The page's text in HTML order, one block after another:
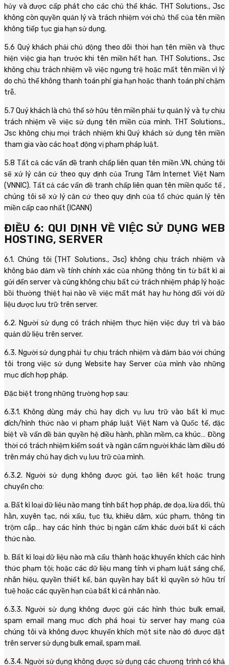
hủy và được cấp phát cho các chủ thể khác. THT Solutions., Jsc
không còn quyền quản lý và trách nhiệm với chủ thể của tên miền
không tiếp tục gia hạn sử dụng.
5.6 Quý khách phải chủ động theo dõi thời hạn tên miền và thực
hiện việc gia hạn trước khi tên miền hết hạn. THT Solutions., Jsc
không chịu trách nhiệm về việc ngưng trệ hoặc mất tên miền vì lý
do chủ thể không thanh toán phí gia hạn hoặc thanh toán phí chậm
trễ.
5.7 Quý khách là chủ thể sở hữu tên miền phải tự quản lý và tự chịu
trách nhiệm về việc sử dụng tên miền của mình. THT Solutions.,
Jsc không chịu mọi trách nhiệm khi Quý khách sử dụng tên miền
tham gia vào các hoạt động vị phạm pháp luật.
5.8 Tất cả các vấn đề tranh chấp liên quan tên miền .VN, chúng tôi
sẽ xử lý căn cứ theo quy định của Trung Tâm Internet Việt Nam
(VNNIC). Tất cả các vấn đề tranh chấp liên quan tên miền quốc tế ,
chúng tôi sẽ xử lý căn cứ theo quy định của tổ chức quản lý tên
miền cấp cao nhất (ICANN)
ĐIỀU 6: QUI DỊNH VỀ VIỆC SỬ DỤNG WEB
HOSTING, SERVER
6.1. Chúng tôi (THT Solutions., Jsc) không chịu trách nhiệm và
không bảo đảm về tính chính xác của những thông tin từ bất kì ai
gửi đến server và cũng không chịu bất cứ trách nhiệm pháp lý hoặc
bồi thường thiệt hại nào về việc mất mát hay hư hỏng đối với dữ
liệu được lưu trữ trên server.
6.2. Người sử dụng có trách nhiệm thực hiện việc duy trì và bảo
quản dữ liệu trên server.
6.3. Người sử dụng phải tự chịu trách nhiệm và đảm bảo với chúng
tôi trong việc sử dụng Website hay Server của mình vào những
mục đích hợp pháp.
Đặc biệt trong những trường hợp sau:
6.3.1. Không dùng máy chủ hay dịch vụ lưu trữ vào bất kì mục
đích/hình thức nào vi phạm pháp luật Việt Nam và Quốc tế, đặc
biệt về vấn đề bản quyền hệ điều hành, phần mềm, ca khúc… Đồng
thời có trách nhiệm kiểm soát và ngăn cấm người khác làm điều đó
trên máy chủ hay dịch vụ lưu trữ của mình.
6.3.2. Người sử dụng không được gửi, tạo liên kết hoặc trung
chuyển cho:
a. Bất kì loại dữ liệu nào mang tính bất hợp pháp, đe dọa, lừa dối, thù
hằn, xuyên tạc, nói xấu, tục tĩu, khiêu dâm, xúc phạm, thông tin
trộm cắp… hay các hình thức bị ngăn cấm khác dưới bất kì cách
thức nào.
b. Bất kì loại dữ liệu nào mà cấu thành hoặc khuyến khích các hình
thức phạm tội; hoặc các dữ liệu mang tính vi phạm luật sáng chế,
nhãn hiệu, quyền thiết kế, bản quyền hay bất kì quyền sở hữu trí
tuệ hoặc các quyền hạn của bất kì cá nhân nào.
6.3.3. Người sử dụng không được gửi các hình thức bulk email,
spam email mang mục đích phá hoại từ server hay mạng của
chúng tôi và không được khuyến khích một site nào đó được đặt
trên server sử dụng bulk email, spam mail.
6.3.4. Người sử dụng không được sử dụng các chương trình có khả